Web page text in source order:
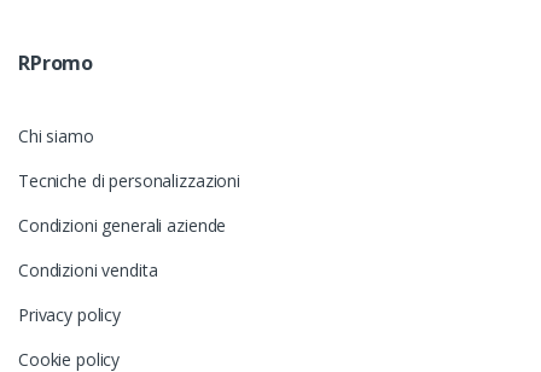
RPromo
Chi siamo
Tecniche di personalizzazioni
Condizioni generali aziende
Condizioni vendita
Privacy policy
Cookie policy